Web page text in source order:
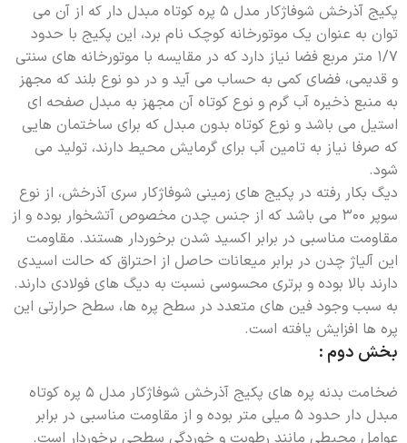
پکیج آذرخش شوفاژکار مدل 5 پره کوتاه مبدل دار که از آن می
توان به عنوان یک موتورخانه کوچک نام برد، این پکیج با حدود
1/7 متر مربع فضا نیاز دارد که در مقایسه با موتورخانه های سنتی
و قدیمی، فضای کمی به حساب می آید و در دو نوع بلند که مجهز
به منبع ذخیره آب گرم و نوع کوتاه آن مجهز به مبدل صفحه ای
استیل می باشد و نوع کوتاه بدون مبدل که برای ساختمان هایی
که صرفا نیاز به تامین آب برای گرمایش محیط دارند، تولید می
شود.
دیگ بکار رفته در پکیج های زمینی شوفاژکار سری آذرخش، از نوع
سوپر 300 می باشد که از جنس چدن مخصوص آتشخوار بوده و از
مقاومت مناسبی در برابر اکسید شدن برخوردار هستند. مقاومت
این آلیاژ چدن در برابر میعانات حاصل از احتراق که حالت اسیدی
دارند بالا بوده و برتری محسوسی نسبت به دیگ های فولادی دارند.
به سبب وجود فین های متعدد در سطح پره ها، سطح حرارتی این
پره ها افزایش یافته است.
بخش دوم :
ضخامت بدنه پره های پکیج آذرخش شوفاژکار مدل 5 پره کوتاه
مبدل دار حدود 5 میلی متر بوده و از مقاومت مناسبی در برابر
عوامل محیطی مانند رطوبت و خوردگی سطحی برخوردار است.